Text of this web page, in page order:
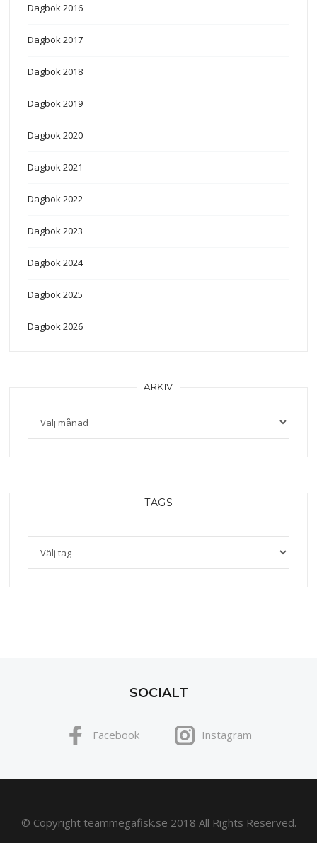
Dagbok 2016
Dagbok 2017
Dagbok 2018
Dagbok 2019
Dagbok 2020
Dagbok 2021
Dagbok 2022
Dagbok 2023
Dagbok 2024
Dagbok 2025
Dagbok 2026
ARKIV
TAGS
SOCIALT
Facebook Instagram
© Copyright teammegafisk.se 2018 All Rights Reserved.